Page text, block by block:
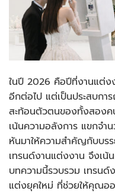
ในปี 2026 คือปีที่งานแต่ง
อีกต่อไป แต่เป็นประสบกา
สะท้อนตัวตนของทั้งสองค
เน้นความอลังการ แขกจ
หันมาให้ความสำคัญกับบร
เทรนด์งานแต่งงาน จึงเน้
บทความนี้รวบรวม เทรนด์
แต่งยุคใหม่ ที่ช่วยให้คุณอ